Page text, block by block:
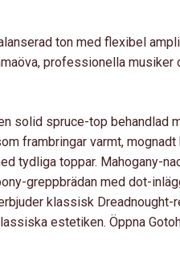
ton med flexibel
professionella musiker
solid spruce-top behandlad
frambringar varmt,
tydliga toppar. Mahogany-
greppbrädan med dot-
klassisk Dreadnought-
estetiken. Öppna